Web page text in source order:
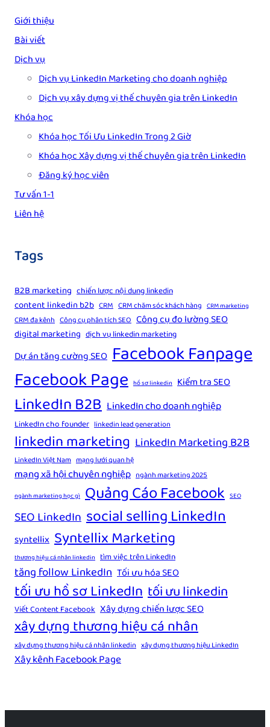
Giới thiệu
Bài viết
Dịch vụ
Dịch vụ LinkedIn Marketing cho doanh nghiệp
Dịch vụ xây dựng vị thế chuyên gia trên LinkedIn
Khóa học
Khóa học Tối Ưu LinkedIn Trong 2 Giờ
Khóa học Xây dựng vị thế chuyên gia trên LinkedIn
Đăng ký học viên
Tư vấn 1-1
Liên hệ
Tags
B2B marketing chiến lược nội dung linkedin
content linkedin b2b CRM CRM chăm sóc khách hàng CRM marketing
CRM đa kênh Công cụ phân tích SEO Công cụ đo lường SEO
digital marketing dịch vụ linkedin marketing
Dự án tăng cường SEO Facebook Fanpage
Facebook Page hồ sơ linkedin Kiểm tra SEO
LinkedIn B2B LinkedIn cho doanh nghiệp
LinkedIn cho founder linkedin lead generation
linkedin marketing LinkedIn Marketing B2B
LinkedIn Việt Nam mạng lưới quan hệ
mạng xã hội chuyên nghiệp ngành marketing 2025
ngành marketing học gì Quảng Cáo Facebook SEO
SEO LinkedIn social selling LinkedIn
syntellix Syntellix Marketing
thương hiệu cá nhân linkedin tìm việc trên LinkedIn
tăng follow LinkedIn Tối ưu hóa SEO
tối ưu hồ sơ LinkedIn tối ưu linkedin
Viết Content Facebook Xây dựng chiến lược SEO
xây dựng thương hiệu cá nhân
xây dựng thương hiệu cá nhân linkedin xây dựng thương hiệu LinkedIn
Xây kênh Facebook Page